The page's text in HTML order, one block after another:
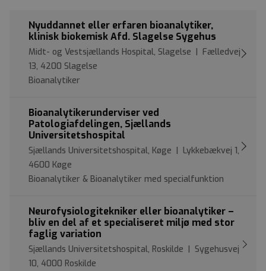
Nyuddannet eller erfaren bioanalytiker,
klinisk biokemisk Afd. Slagelse Sygehus
Midt- og Vestsjællands Hospital, Slagelse | Fælledvej
13, 4200 Slagelse
Bioanalytiker
Bioanalytikerunderviser ved
Patologiafdelingen, Sjællands
Universitetshospital
Sjællands Universitetshospital, Køge | Lykkebækvej 1,
4600 Køge
Bioanalytiker & Bioanalytiker med specialfunktion
Neurofysiologitekniker eller bioanalytiker –
bliv en del af et specialiseret miljø med stor
faglig variation
Sjællands Universitetshospital, Roskilde | Sygehusvej
10, 4000 Roskilde